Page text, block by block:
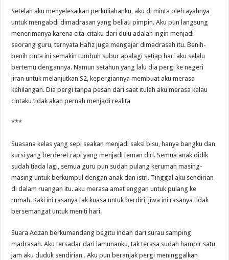
Setelah aku menyelesaikan perkuliahanku, aku di minta oleh ayahnya
untuk mengabdi dimadrasan yang beliau pimpin. Aku pun langsung
menerimanya karena cita-citaku dari dulu adalah ingin menjadi
seorang guru, ternyata Hafiz juga mengajar dimadrasah itu. Benih-
benih cinta ini semakin tumbuh subur apalagi setiap hari aku selalu
bertemu dengannya. Namun setahun yang lalu dia pergi ke negeri
jiran untuk melanjutkan S2, kepergiannya membuat aku merasa
kehilangan. Dia pergi tanpa pesan dari saat itulah aku merasa kalau
cintaku tidak akan pernah menjadi realita
***
Suasana kelas yang sepi seakan menjadi saksi bisu, hanya bangku dan
kursi yang berderet rapi yang menjadi teman diri. Semua anak didik
sudah tiada lagi, semua guru pun sudah pulang kerumah masing-
masing untuk berkumpul dengan anak dan istri. Tinggal aku sendirian
di dalam ruangan itu. aku merasa amat enggan untuk pulang ke
rumah. Kaki ini rasanya tak kuasa untuk berdiri, jiwa ini rasanya tidak
bersemangat untuk meniti hari.
Suara Adzan berkumandang begitu indah dari surau samping
madrasah. Aku tersadar dari lamunanku, tak terasa sudah hampir satu
jam aku duduk sendirian . Aku pun beranjak pergi meninggalkan